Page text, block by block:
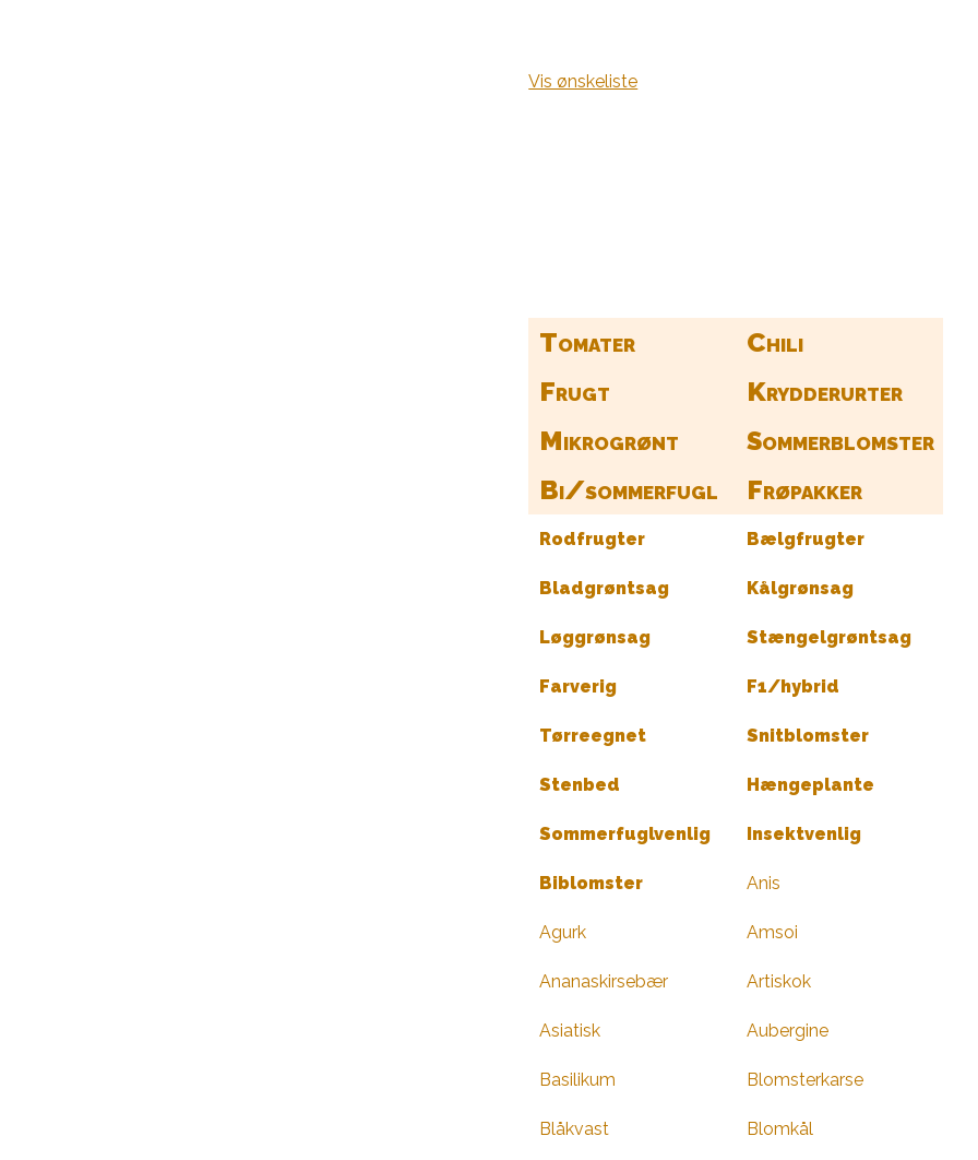
Vis ønskeliste
Tomater
Chili
Frugt
Krydderurter
Mikrogrønt
Sommerblomster
Bi/sommerfugl
Frøpakker
Rodfrugter Bælgfrugter
Bladgrøntsag Kålgrønsag
Løggrønsag Stængelgrøntsag
Farverig F1/hybrid
Tørreegnet Snitblomster
Stenbed Hængeplante
Sommerfuglvenlig Insektvenlig
Biblomster Anis
Agurk Amsoi
Ananaskirsebær Artiskok
Asiatisk Aubergine
Basilikum Blomsterkarse
Blåkvast Blomkål